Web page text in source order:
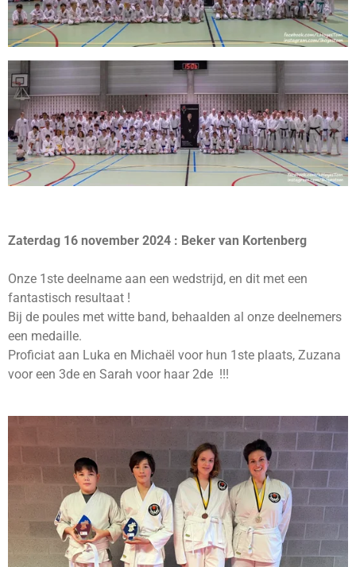
Zaterdag 16 november 2024 : Beker van Kortenberg
Onze 1ste deelname aan een wedstrijd, en dit met een
fantastisch resultaat !
Bij de poules met witte band, behaalden al onze deelnemers
een medaille.
Proficiat aan Luka en Michaël voor hun 1ste plaats, Zuzana
voor een 3de en Sarah voor haar 2de !!!